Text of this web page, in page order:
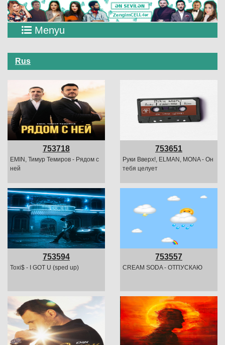
Menyu
Rus
753718
EMIN, Тимур Темиров - Рядом с
ней
753651
Руки Вверх!, ELMAN, MONA - Он
тебя целует
753594
Toxi$ - I GOT U (sped up)
753557
CREAM SODA - ОТПУСКАЮ